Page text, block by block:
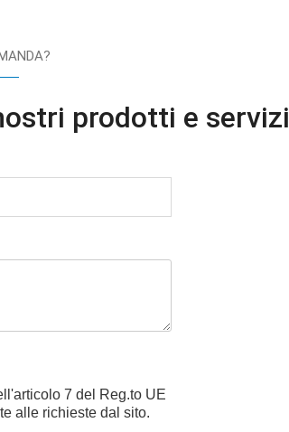
prodotti e servizi
7 del Reg.to UE
alle richieste dal sito.